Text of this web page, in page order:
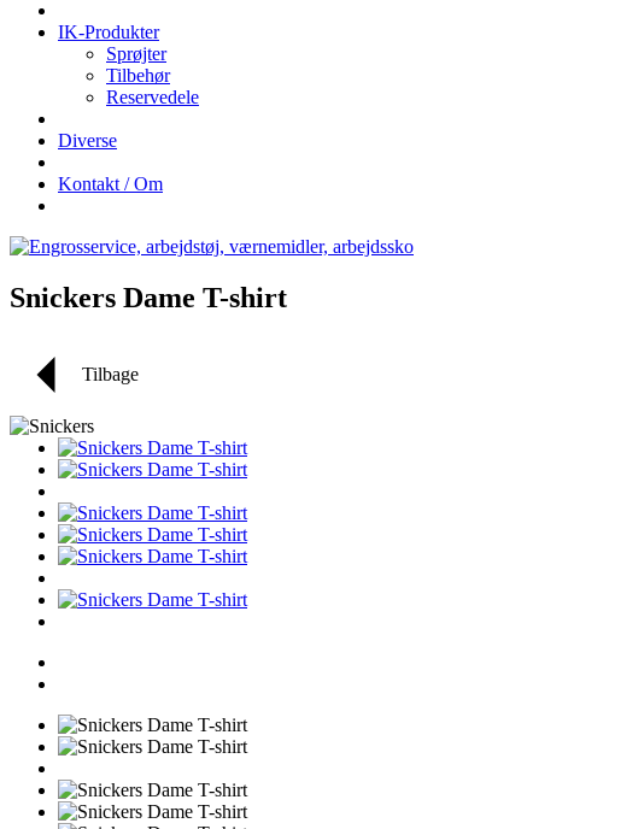
IK-Produkter
Sprøjter
Tilbehør
Reservedele
Diverse
Kontakt / Om
Snickers Dame T-shirt
Tilbage